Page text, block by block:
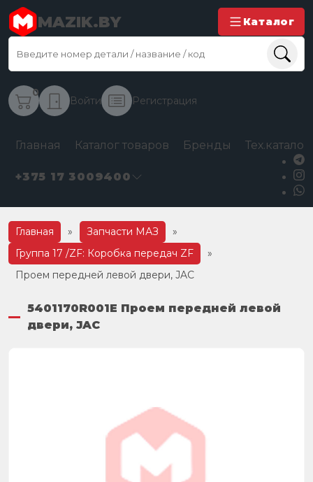
MAZIK.BY Каталог
0
Войти Регистрация
Главная Каталог товаров Бренды
+375 17 3009400
Главная » Запчасти МАЗ
»
Группа 17 /ZF: Коробка передач ZF
»
Проем передней левой двери, JAC
5401170R001E Проем передней левой
двери, JAC